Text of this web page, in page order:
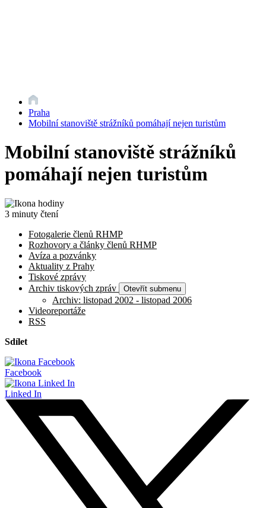
Praha
Mobilní stanoviště strážníků pomáhají nejen turistům
Mobilní stanoviště strážníků
pomáhají nejen turistům
3 minuty čtení
Fotogalerie členů RHMP
Rozhovory a články členů RHMP
Avíza a pozvánky
Aktuality z Prahy
Tiskové zprávy
Archiv tiskových zpráv
Otevřít submenu
Archiv: listopad 2002 - listopad 2006
Videoreportáže
RSS
Sdílet
Facebook
Linked In